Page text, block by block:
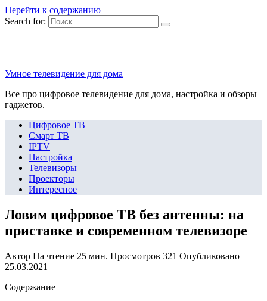
Перейти к содержанию
Search for:
Умное телевидение для дома
Все про цифровое телевидение для дома, настройка и обзоры
гаджетов.
Цифровое ТВ
Смарт ТВ
IPTV
Настройка
Телевизоры
Проекторы
Интересное
Ловим цифровое ТВ без антенны: на
приставке и современном телевизоре
Автор На чтение 25 мин. Просмотров 321 Опубликовано
25.03.2021
Содержание